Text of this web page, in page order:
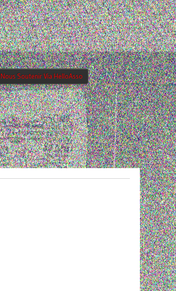
Nous Soutenir Via HelloAsso